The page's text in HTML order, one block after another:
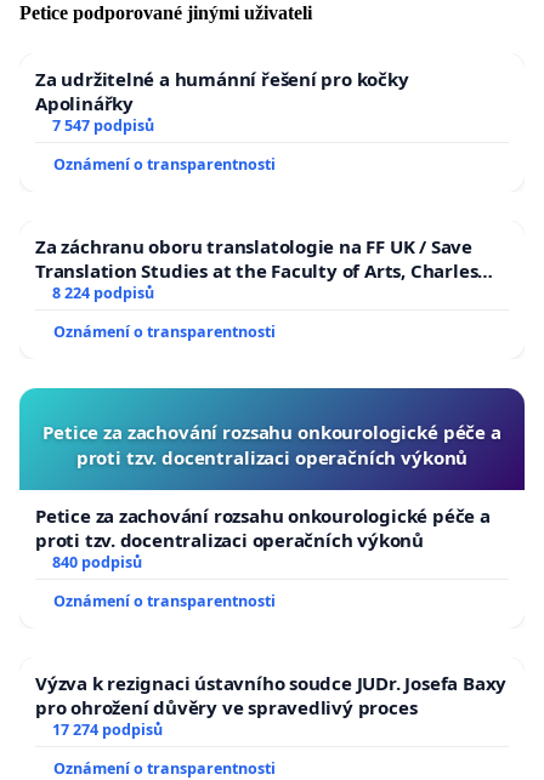
Petice podporované jinými uživateli
Za udržitelné a humánní řešení pro kočky
Apolinářky
7 547 podpisů
Oznámení o transparentnosti
Za záchranu oboru translatologie na FF UK / Save
Translation Studies at the Faculty of Arts, Charles
University
8 224 podpisů
Oznámení o transparentnosti
Petice za zachování rozsahu onkourologické péče a
proti tzv. docentralizaci operačních výkonů
Petice za zachování rozsahu onkourologické péče a
proti tzv. docentralizaci operačních výkonů
840 podpisů
Oznámení o transparentnosti
Výzva k rezignaci ústavního soudce JUDr. Josefa Baxy
pro ohrožení důvěry ve spravedlivý proces
17 274 podpisů
Oznámení o transparentnosti